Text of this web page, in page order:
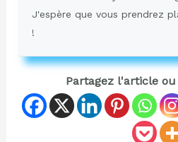
J'espère que vous prendrez
!
Partagez l'article